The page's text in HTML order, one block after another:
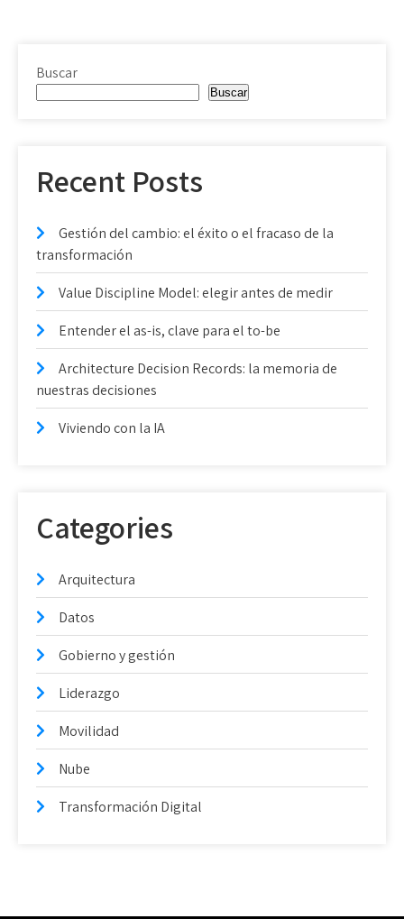
Buscar
Buscar
Recent Posts
Gestión del cambio: el éxito o el fracaso de la
transformación
Value Discipline Model: elegir antes de medir
Entender el as-is, clave para el to-be
Architecture Decision Records: la memoria de
nuestras decisiones
Viviendo con la IA
Categories
Arquitectura
Datos
Gobierno y gestión
Liderazgo
Movilidad
Nube
Transformación Digital